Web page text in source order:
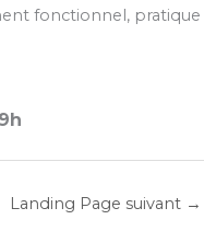
fonctionnel, pratique
Landing Page suivant →